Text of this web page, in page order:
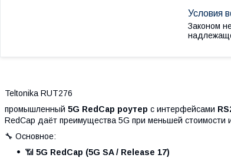
Законом
Teltonika RUT276
промышленный 5G RedCap роутер с интерфейсами
RedCap даёт преимущества 5G при меньшей стоимости
🔧 Основное:
📶 5G RedCap (5G SA / Release 17)